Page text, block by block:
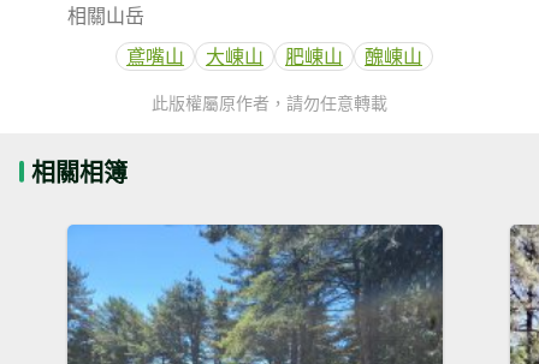
相關山岳
鳶嘴山
大崠山 肥崠山 醜崠山
此版權屬原作者，請勿任意轉載
相關相簿